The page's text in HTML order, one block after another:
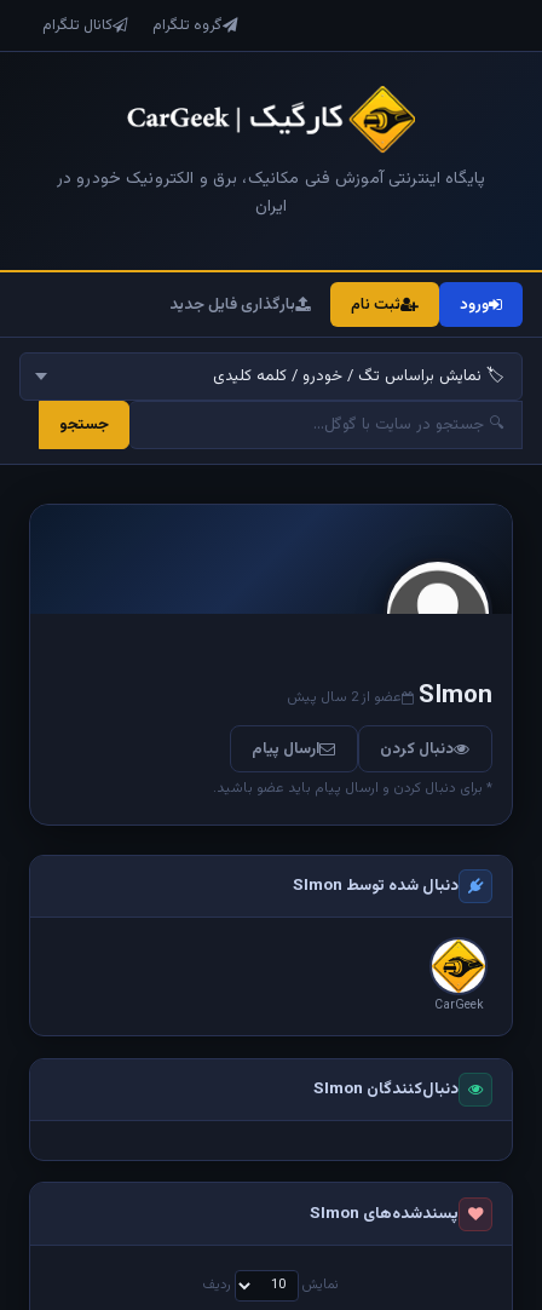
گروه تلگرام کانال تلگرام
پایگاه اینترنتی آموزش فنی مکانیک، برق و الکترونیک خودرو در
ایران
ورود ثبت نام بارگذاری فایل جدید
جستجو
SImon عضو از 2 سال پیش
دنبال کردن ارسال پیام
* برای دنبال کردن و ارسال پیام باید عضو باشید.
دنبال شده توسط SImon
CarGeek
دنبال‌کنندگان SImon
پسندشده‌های SImon
نمایش ردیف